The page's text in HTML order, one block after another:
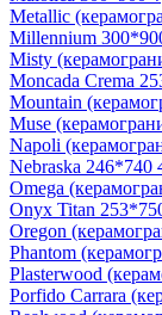
Metallic
Millennium
Misty
Moncada Crema
Mountain
Muse
Napoli
Nebraska 246*740
Omega
Onyx Titan
Oregon
Phantom
Plasterwood
Porfido Carrara